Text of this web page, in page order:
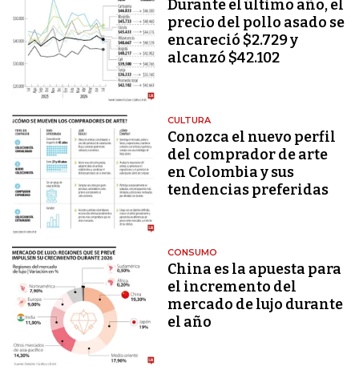
Durante el último año, el
precio del pollo asado se
encareció $2.729 y
alcanzó $42.102
CULTURA
Conozca el nuevo perfil
del comprador de arte
en Colombia y sus
tendencias preferidas
CONSUMO
China es la apuesta para
el incremento del
mercado de lujo durante
el año